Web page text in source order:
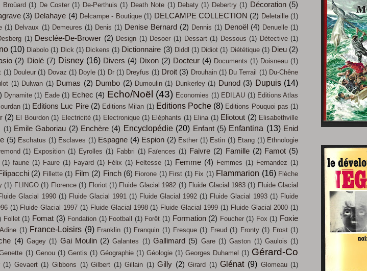
Broüard (1) De Coster (1) De-Perthuis (1) Death Note (1) Debaty (1) Debertry (1) Décoration (5)
(3) Delahaye (4) Delcampe - Boutique (1) DELCAMPE COLLECTION (2) Deletaille (1)
(1) Delvaux (1) Demeures (1) Denis (1) Denise Bernard (2) Dennis (1) Denoël (4) Denuelle (1)
(1) Desclée-De-Brower (2) Design (1) Desoer (1) Dessart (1) Dessous (1) Détective (1)
(10) Diabolo (1) Dick (1) Dickens (1) Dictionnaire (3) Diddl (1) Didiot (1) Diététique (1) Dieu (2)
(2) Diolé (7) Disney (16) Divers (4) Dixon (2) Docteur (4) Documents (1) Doisneau (1)
(1) Douleur (1) Dovaz (1) Doyle (1) Dr (1) Dreyfus (1) Droit (3) Drouhain (1) Du Terrail (1) Du-Chêne
(1) Dulwan (1) Dumas (2) Dumbo (2) Dumoulin (1) Dunkerley (1) Dunod (3) Dupuis (14)
Dynamite (1) Eade (1) Echec (4) Echo/Noël (43) Economies (1) EDILAU (1) Editions Atlas
(1) Editions Luc Pire (2) Editions Milan (1) Editions Poche (8) Editions Pouquoi pas (1)
(2) El Bourdon (1) Electricité (1) Electronique (1) Eléphants (1) Elina (1) Eliotout (2) Elisabethville
(1) Emile Gaboriau (2) Enchère (4) Encyclopédie (20) Enfant (5) Enfantina (13) Enid
(5) Eschatus (1) Esclaves (1) Espagne (4) Espion (2) Esther (1) Estin (1) Etang (1) Ethnologie
(1) Exposition (1) Eyrolles (1) Fabbri (1) Faïences (1) Faivre (2) Famille (2) Famot (5)
(1) faune (1) Faure (1) Fayard (1) Félix (1) Feltesse (1) Femme (4) Femmes (1) Fernandez (1)
(2) Fillette (1) Film (2) Finch (6) Fiorone (1) First (1) Fix (1) Flammarion (16) Flèche
(1) FLINGO (1) Florence (1) Floriot (1) Fluide Glacial 1982 (1) Fluide Glacial 1983 (1) Fluide Glacial
Glacial 1990 (1) Fluide Glacial 1991 (1) Fluide Glacial 1992 (1) Fluide Glacial 1993 (1) Fluide
(1) Fluide Glacial 1997 (1) Fluide Glacial 1998 (1) Fluide Glacial 1999 (1) Fluide Glacial 2000 (1)
Follet (1) Fomat (3) Fondation (1) Football (1) Forêt (1) Formation (2) Foucher (1) Fox (1) Foxie
(1) France-Loisirs (9) Franklin (1) Franquin (1) Fresque (1) Freud (1) Fronty (1) Frost (1)
(4) Gagey (1) Gai Moulin (2) Galantes (1) Gallimard (5) Gare (1) Gaston (1) Gaulois (1)
(1) Genou (1) Gentis (1) Géographie (1) Géologie (1) Georges Duhamel (1) Gérard-Co
(1) Gevaert (1) Gibbons (1) Gilbert (1) Gillain (1) Gilly (2) Girard (1) Glénat (9) Glomeau (1)